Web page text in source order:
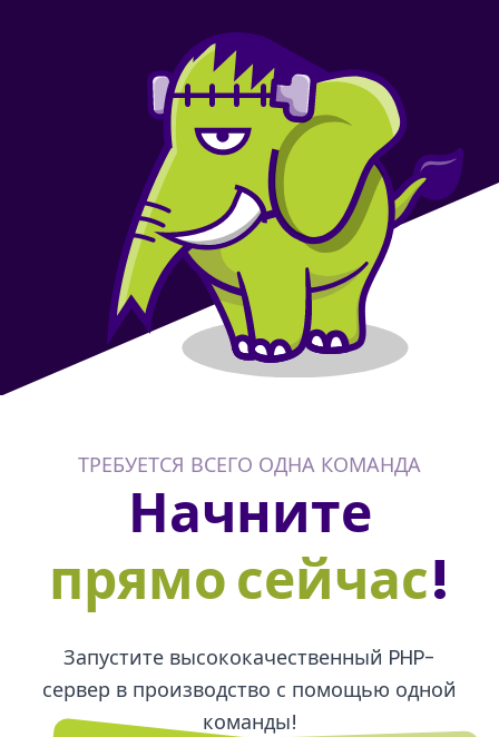
ТРЕБУЕТСЯ ВСЕГО ОДНА КОМАНДА
Начните
прямо сейчас!
Запустите высококачественный PHP-
сервер в производство с помощью одной
команды!